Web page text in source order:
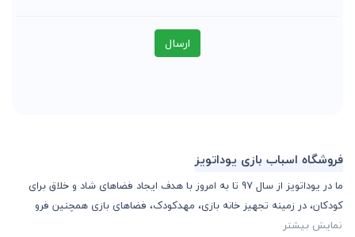
ارسال
فروشگاه اسباب بازی یوداتویز
ما در یوداتویز از سال 97 تا به امروز با هدف ایجاد فضاهای شاد و خلاق برای
کودکان، در زمینه تجهیز خانه بازی، مهدکودک، فضاهای بازی همچنین فرو
نمایش بیشتر